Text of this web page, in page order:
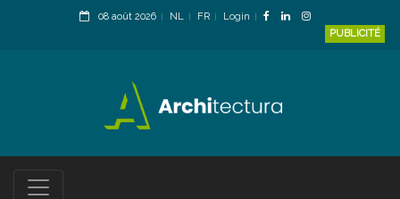
08 août 2026 NL FR
Login
PUBLICITÉ